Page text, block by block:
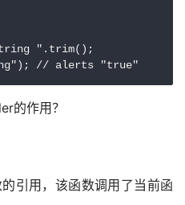
".trim();
// alerts "true"
的作用？
用，该函数调用了当前函